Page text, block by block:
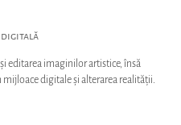
digitală
editarea imaginilor artistice, însă
digitale și alterarea realității.